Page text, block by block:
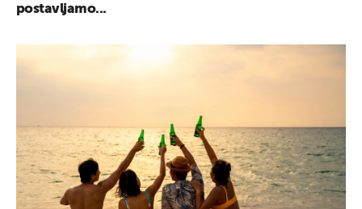
postavljamo...